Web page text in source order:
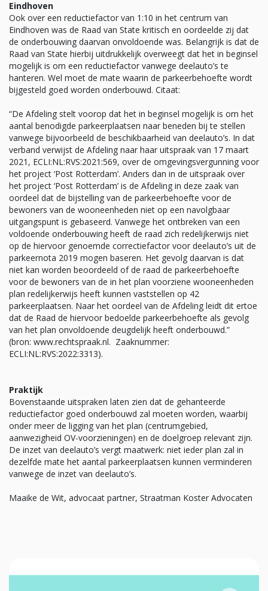
Eindhoven
Ook over een reductiefactor van 1:10 in het centrum van
Eindhoven was de Raad van State kritisch en oordeelde zij dat
de onderbouwing daarvan onvoldoende was. Belangrijk is dat de
Raad van State hierbij uitdrukkelijk overweegt dat het in beginsel
mogelijk is om een reductiefactor vanwege deelauto’s te
hanteren. Wel moet de mate waarin de parkeerbehoefte wordt
bijgesteld goed worden onderbouwd. Citaat:
“De Afdeling stelt voorop dat het in beginsel mogelijk is om het
aantal benodigde parkeerplaatsen naar beneden bij te stellen
vanwege bijvoorbeeld de beschikbaarheid van deelauto’s. In dat
verband verwijst de Afdeling naar haar uitspraak van 17 maart
2021, ECLI:NL:RVS:2021:569, over de omgevingsvergunning voor
het project ‘Post Rotterdam’. Anders dan in de uitspraak over
het project ‘Post Rotterdam’ is de Afdeling in deze zaak van
oordeel dat de bijstelling van de parkeerbehoefte voor de
bewoners van de wooneenheden niet op een navolgbaar
uitgangspunt is gebaseerd. Vanwege het ontbreken van een
voldoende onderbouwing heeft de raad zich redelijkerwijs niet
op de hiervoor genoemde correctiefactor voor deelauto’s uit de
parkeernota 2019 mogen baseren. Het gevolg daarvan is dat
niet kan worden beoordeeld of de raad de parkeerbehoefte
voor de bewoners van de in het plan voorziene wooneenheden
plan redelijkerwijs heeft kunnen vaststellen op 42
parkeerplaatsen. Naar het oordeel van de Afdeling leidt dit ertoe
dat de Raad de hiervoor bedoelde parkeerbehoefte als gevolg
van het plan onvoldoende deugdelijk heeft onderbouwd.”
(bron: www.rechtspraak.nl. Zaaknummer:
ECLI:NL:RVS:2022:3313).
Praktijk
Bovenstaande uitspraken laten zien dat de gehanteerde
reductiefactor goed onderbouwd zal moeten worden, waarbij
onder meer de ligging van het plan (centrumgebied,
aanwezigheid OV-voorzieningen) en de doelgroep relevant zijn.
De inzet van deelauto’s vergt maatwerk: niet ieder plan zal in
dezelfde mate het aantal parkeerplaatsen kunnen verminderen
vanwege de inzet van deelauto’s.
Maaike de Wit, advocaat partner, Straatman Koster Advocaten